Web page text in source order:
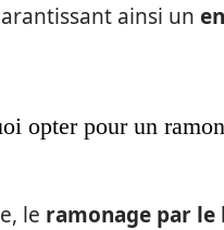
ainsi un
opter pour un
le ramonage par le